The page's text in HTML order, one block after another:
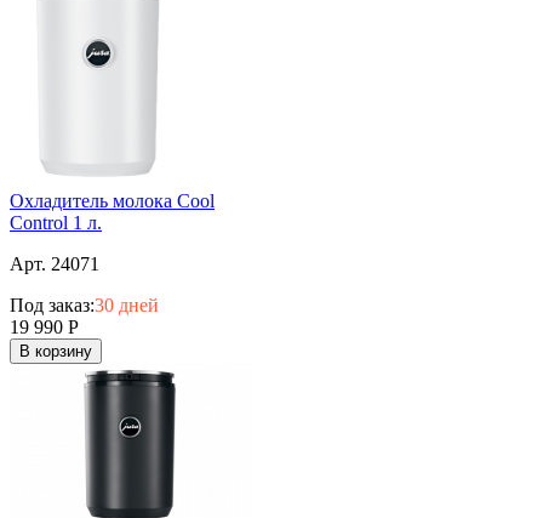
Охладитель молока Cool
Control 1 л.
Арт. 24071
Под заказ:30 дней
19 990 Р
В корзину